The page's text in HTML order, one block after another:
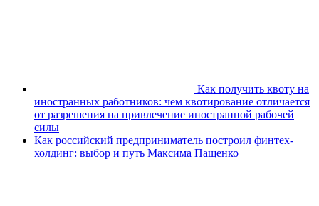
Как получить квоту на
иностранных работников: чем квотирование отличается
от разрешения на привлечение иностранной рабочей
силы
Как российский предприниматель построил финтех-
холдинг: выбор и путь Максима Пащенко